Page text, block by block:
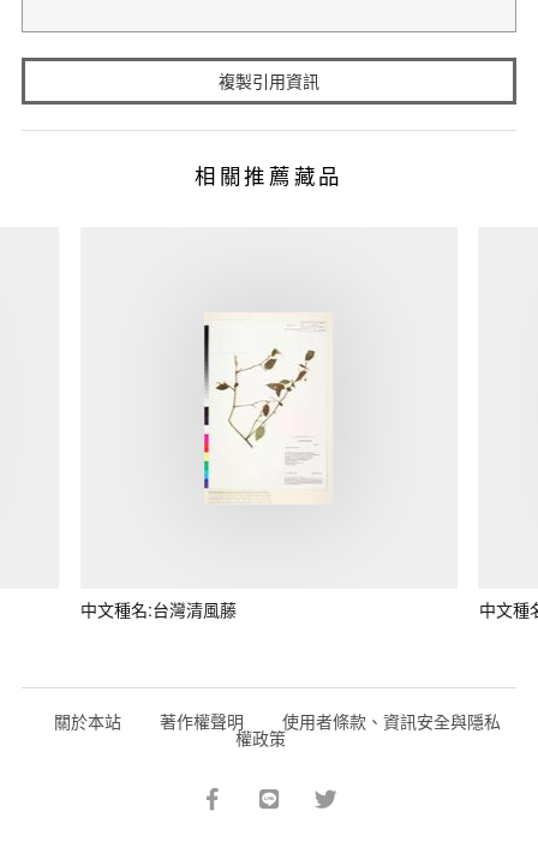
複製引用資訊
相關推薦藏品
中文種名:台灣清風藤 中文種
關於本站 著作權聲明 使用者條款、資訊安全與隱私
權政策